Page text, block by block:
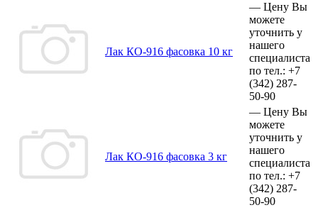
Лак КО-916 фасовка 10 кг
— Цену Вы
можете
уточнить у
нашего
специалиста
по тел.: +7
(342) 287-
50-90
Лак КО-916 фасовка 3 кг
— Цену Вы
можете
уточнить у
нашего
специалиста
по тел.: +7
(342) 287-
50-90